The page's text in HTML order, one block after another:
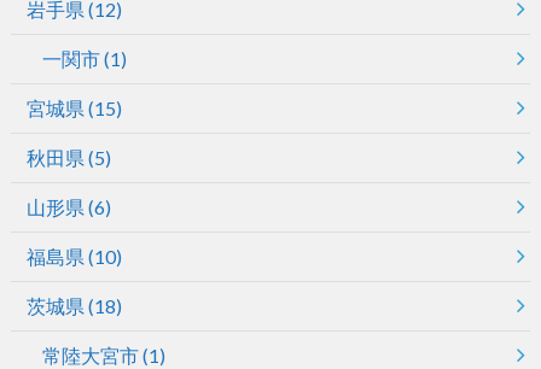
岩手県 (12)
一関市(1)
宮城県 (15)
秋田県 (5)
山形県 (6)
福島県 (10)
茨城県 (18)
常陸大宮市(1)